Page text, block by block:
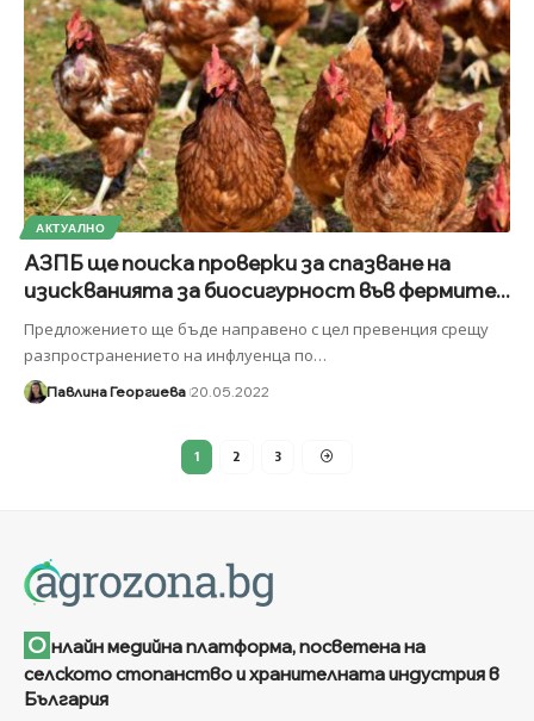
АКТУАЛНО
АЗПБ ще поиска проверки за спазване на
изискванията за биосигурност във фермите...
Предложението ще бъде направено с цел превенция срещу
разпространението на инфлуенца по…
Павлина Георгиева 20.05.2022
1 2 3
О нлайн медийна платформа, посветена на
селското стопанство и хранителната индустрия в
България